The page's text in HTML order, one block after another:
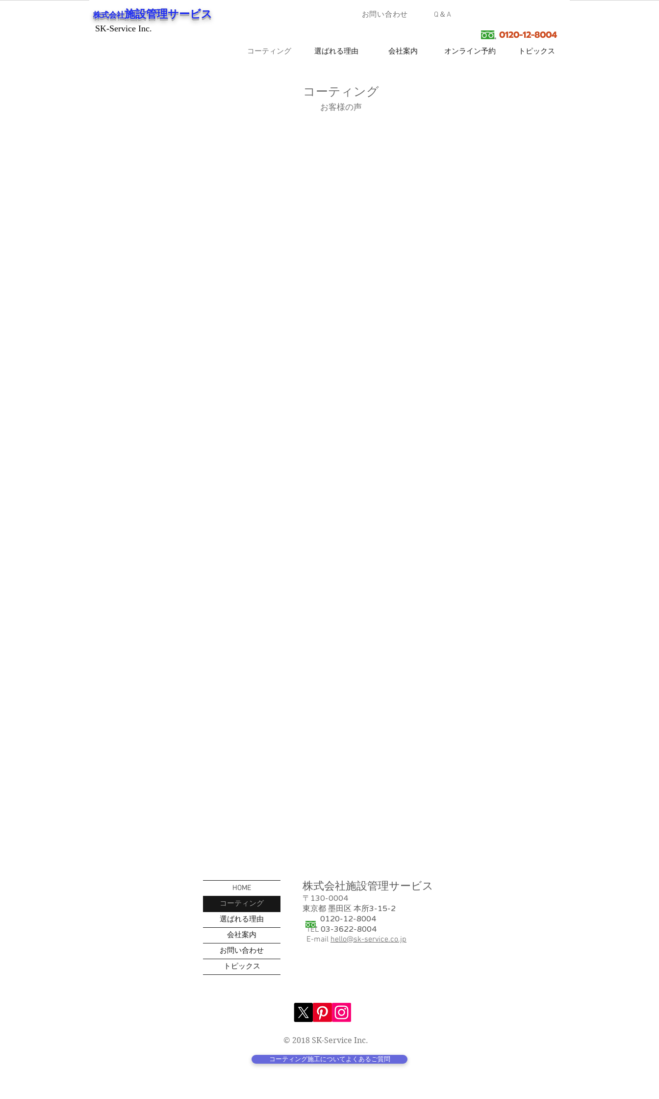
株式会社施設管理サービス
SK-Service Inc.
SK-Service Inc.
お問い合わせ Q＆A
0120-12-8004
コーティング 選ばれる理由 会社案内 オンライン予約 トピックス
コーティング
​お客様の声
HOME
コーティング
選ばれる理由
会社案内
お問い合わせ
トピックス
株式会社施設管理サービス
​〒 130-0004
東京都 墨田区 本所3-15-2
0120-12-8004
TEL 03-3622-8004
E-mail hello@sk-service.co.jp
© 2018 SK-Service Inc.
コーティング施工についてよくあるご質問